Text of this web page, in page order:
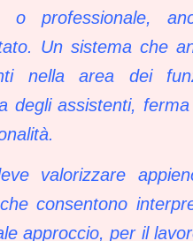
o professionale,
Un sistema che
nella area dei
degli assistenti,
valorizzare
consentono
approccio, per il